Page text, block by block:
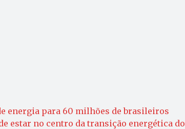
energia para 60 milhões de brasileiros
estar no centro da transição energética do